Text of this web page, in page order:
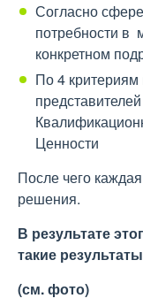
Согласно
потребности в
конкретном
По 4
Ценности
После чего
решения.
В результате
такие результаты
(см. фото)